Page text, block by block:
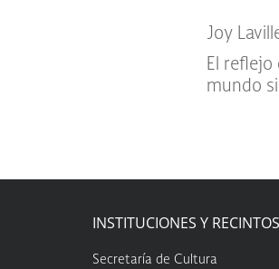
Joy
El reflejo
mundo
INSTITUCIONES Y RECINTOS
Secretaría de Cultura